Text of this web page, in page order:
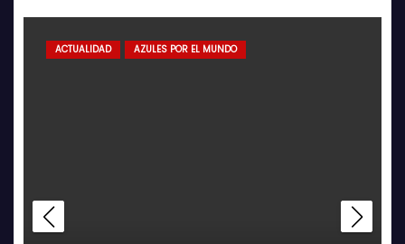
ACTUALIDAD AZULES POR EL MUNDO